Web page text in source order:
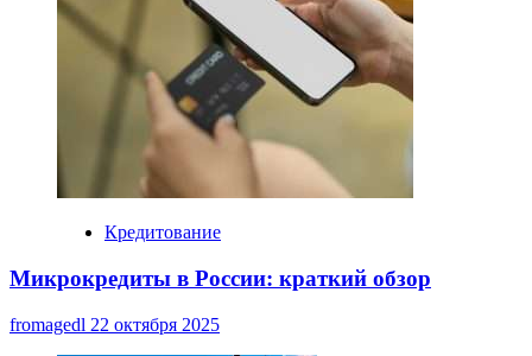
Кредитование
Микрокредиты в России: краткий обзор
fromagedl 22 октября 2025